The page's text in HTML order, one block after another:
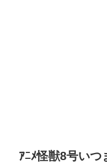
ｱﾆﾒ怪獣8号い